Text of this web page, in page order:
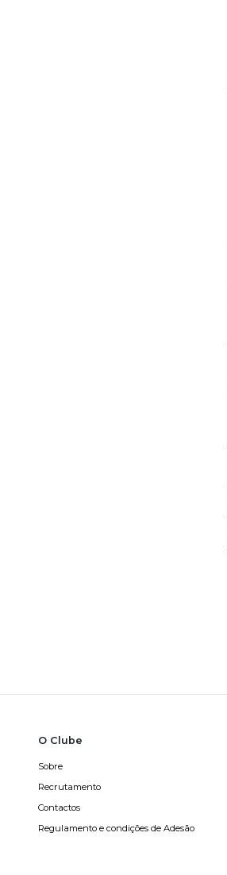
O Clube
Sobre
Recrutamento
Contactos
Regulamento e condições de Adesão